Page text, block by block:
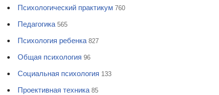
Психологический практикум 760
Педагогика 565
Психология ребенка 827
Общая психология 96
Социальная психология 133
Проективная техника 85